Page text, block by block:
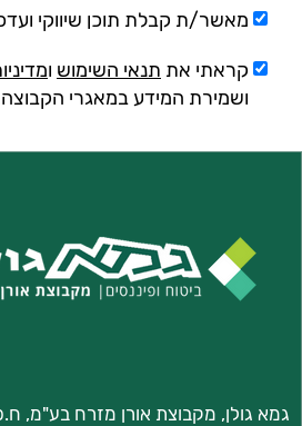
מאשר/ת קבלת תוכן שיווקי
קראתי את תנאי השימוש ו
ושמירת המידע במאגרי
גמא גולן, מקבוצת אורן מזרח בע"מ, ח.פ